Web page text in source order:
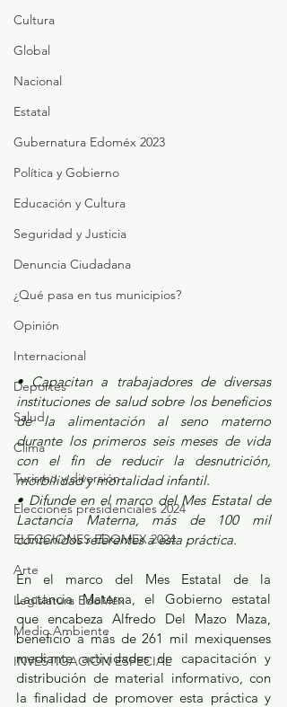
Cultura
Global
Nacional
Estatal
Gubernatura Edoméx 2023
Política y Gobierno
Educación y Cultura
Seguridad y Justicia
Denuncia Ciudadana
¿Qué pasa en tus municipios?
Opinión
Internacional
Deportes
Salud
Clima
Turismo y diversión
Elecciones presidenciales 2024
ELECCIONES EDOMEX 2024
Arte
Legislatura EdoMéx
Medio Ambiente
INVESTIGACIÓN ESPECIAL
• Capacitan a trabajadores de diversas
instituciones de salud sobre los beneficios
de la alimentación al seno materno
durante los primeros seis meses de vida
con el fin de reducir la desnutrición,
morbilidad y mortalidad infantil.
• Difunde en el marco del Mes Estatal de
Lactancia Materna, más de 100 mil
contenidos referentes a esta práctica.
En el marco del Mes Estatal de la
Lactancia Materna, el Gobierno estatal
que encabeza Alfredo Del Mazo Maza,
benefició a más de 261 mil mexiquenses
mediante actividades de capacitación y
distribución de material informativo, con
la finalidad de promover esta práctica y